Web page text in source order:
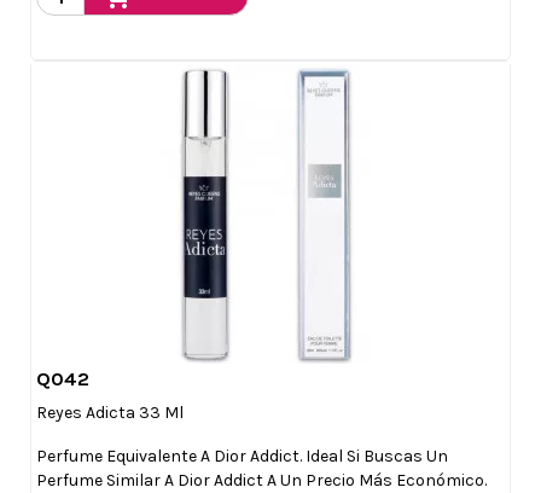
Q042
Reyes Adicta 33 Ml
Perfume Equivalente A Dior Addict. Ideal Si Buscas Un
Perfume Similar A Dior Addict A Un Precio Más Económico.